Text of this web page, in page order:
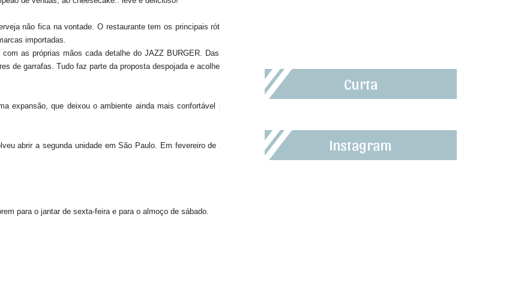
não fica na vontade. O restaurante tem os principais rótulos de
importadas.
as próprias mãos cada detalhe do JAZZ BURGER. Das mesas
de garrafas. Tudo faz parte da proposta despojada e acolhedora da
expansão, que deixou o ambiente ainda mais confortável para os
abrir a segunda unidade em São Paulo. Em fevereiro de 2018, o
para o jantar de sexta-feira e para o almoço de sábado.
Curta
Instagram